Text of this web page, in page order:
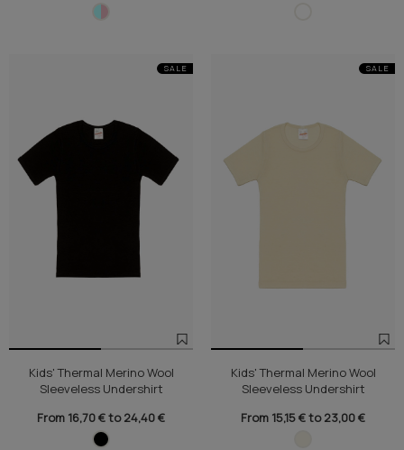
SALE
Kids' Thermal Merino Wool
Sleeveless Undershirt
From 16,70 € to 24,40 €
SALE
Kids' Thermal Merino Wool
Sleeveless Undershirt
From 15,15 € to 23,00 €